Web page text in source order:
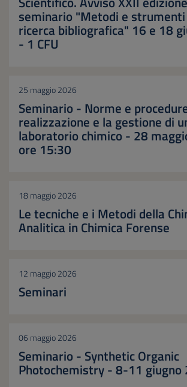
seminario "Metodi e
ricerca bibliografica" 16 e 18
- 1 CFU
25 maggio 2026
Seminario - Norme e
realizzazione e la gestione di
laboratorio chimico - 28
ore 15:30
18 maggio 2026
Le tecniche e i Metodi della
Analitica in Chimica Forense
12 maggio 2026
Seminari
06 maggio 2026
Seminario - Synthetic Organic
Photochemistry - 8-11 giugno